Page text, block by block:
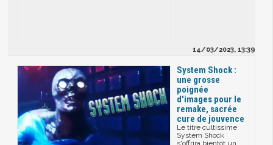
14/03/2023, 13:39
System Shock :
une grosse
poignée
d'images pour le
remake, sacrée
cure de jouvence
Le titre cultissime
System Shock
s'offrira bientôt un